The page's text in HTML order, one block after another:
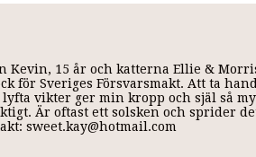
Kevin, 15 år och katterna Ellie &
för Sveriges Försvarsmakt. Att ta
vikter ger min kropp och själ så
Är oftast ett solsken och sprider
sweet.kay@hotmail.com